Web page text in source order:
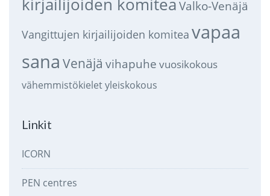
kirjailijoiden komitea Valko-Venäjä
Vangittujen kirjailijoiden komitea vapaa
sana Venäjä vihapuhe vuosikokous
vähemmistökieletyleiskokous
Linkit
ICORN
PEN centres